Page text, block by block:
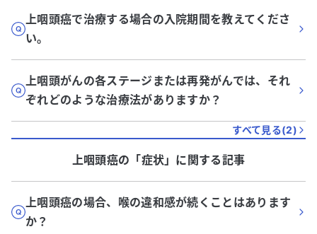
上咽頭癌で治療する場合の入院期間を教えてくださ
い。
上咽頭がんの各ステージまたは再発がんでは、それ
ぞれどのような治療法がありますか？
すべて見る(2)
上咽頭癌の「症状」に関する記事
上咽頭癌の場合、喉の違和感が続くことはあります
か？